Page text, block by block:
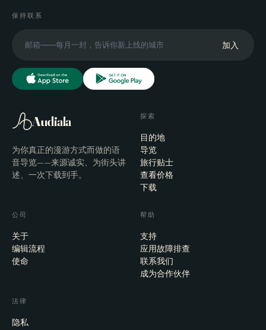
保持联系
加入
Audiala
为你真正的漫游方式而做的语
音导览——来源诚实、为街头讲
述、一次下载到手。
探索
目的地
导览
旅行贴士
查看价格
下载
公司
关于
编辑流程
使命
帮助
支持
应用故障排查
联系我们
成为合作伙伴
法律
隐私